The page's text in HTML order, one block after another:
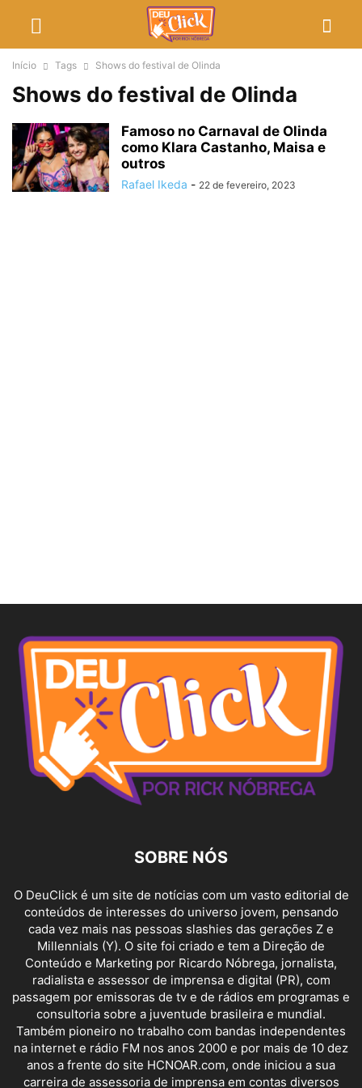
Início Tags Shows do festival de Olinda
Shows do festival de Olinda
Famoso no Carnaval de Olinda
como Klara Castanho, Maisa e
outros
Rafael Ikeda - 22 de fevereiro, 2023
SOBRE NÓS
O DeuClick é um site de notícias com um vasto editorial de
conteúdos de interesses do universo jovem, pensando
cada vez mais nas pessoas slashies das gerações Z e
Millennials (Y). O site foi criado e tem a Direção de
Conteúdo e Marketing por Ricardo Nóbrega, jornalista,
radialista e assessor de imprensa e digital (PR), com
passagem por emissoras de tv e de rádios em programas e
consultoria sobre a juventude brasileira e mundial.
Também pioneiro no trabalho com bandas independentes
na internet e rádio FM nos anos 2000 e por mais de 10 dez
anos a frente do site HCNOAR.com, onde iniciou a sua
carreira de assessoria de imprensa em contas diversos